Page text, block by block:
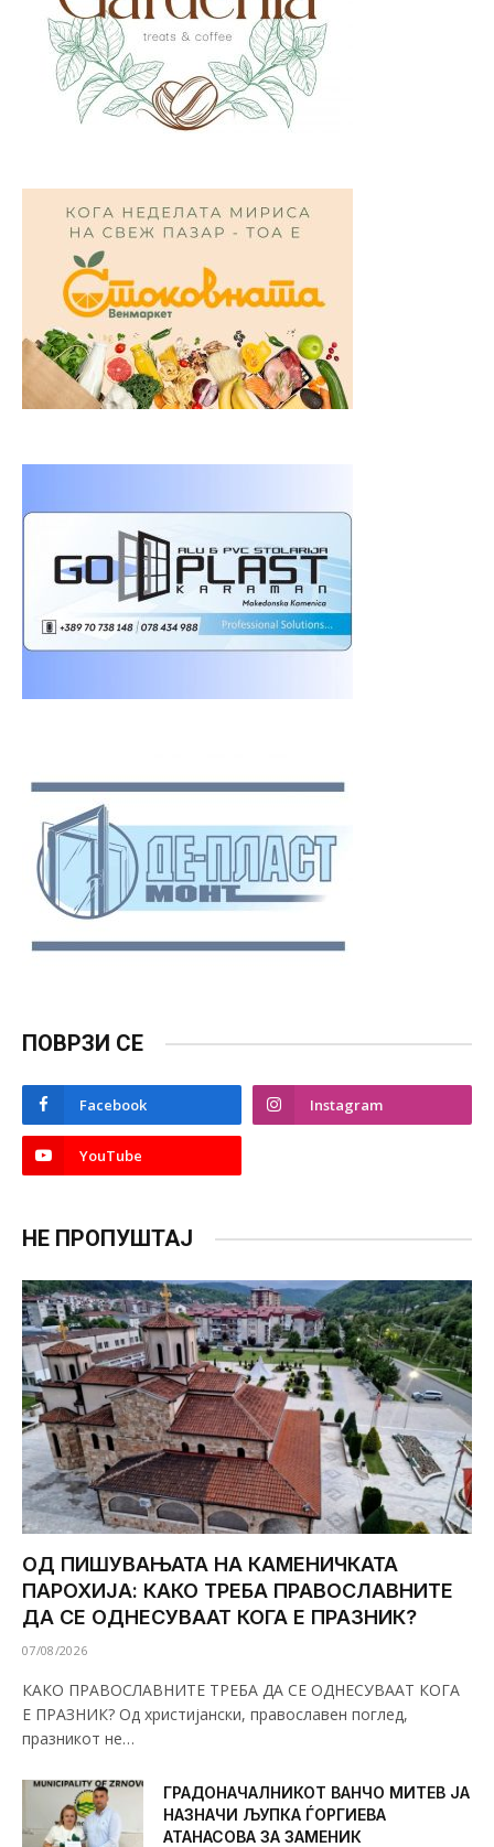
ПОВРЗИ СЕ
Facebook Instagram
YouTube
НЕ ПРОПУШТАЈ
ОД ПИШУВАЊАТА НА КАМЕНИЧКАТА
ПАРОХИЈА: КАКО ТРЕБА ПРАВОСЛАВНИТЕ
ДА СЕ ОДНЕСУВААТ КОГА Е ПРАЗНИК?
07/08/2026
КАКО ПРАВОСЛАВНИТЕ ТРЕБА ДА СЕ ОДНЕСУВААТ КОГА
Е ПРАЗНИК? Од христијански, православен поглед,
празникот не…
ГРАДОНАЧАЛНИКОТ ВАНЧО МИТЕВ ЈА
НАЗНАЧИ ЉУПКА ЃОРГИЕВА
АТАНАСОВА ЗА ЗАМЕНИК